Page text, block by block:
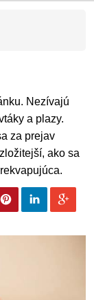
Nezívajú
a plazy.
za prejav
ako sa